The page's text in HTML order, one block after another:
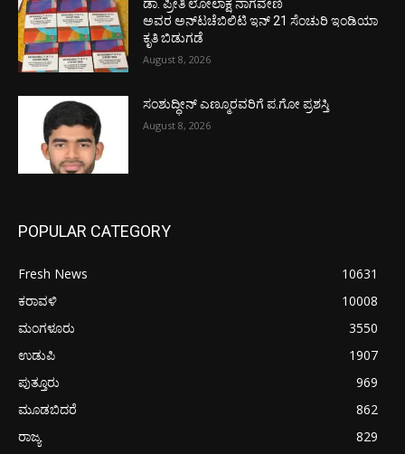
ಡಾ. ಪ್ರೀತಿ ಲೋಲಾಕ್ಷ ನಾಗವೇಣಿ
ಅವರ ಅನ್‌ಟಚೆಬಿಲಿಟಿ ಇನ್ 21 ಸೆಂಚುರಿ ಇಂಡಿಯಾ
ಕೃತಿ ಬಿಡುಗಡೆ
August 8, 2026
ಸಂಶುದ್ಧೀನ್ ಎಣ್ಮೂರವರಿಗೆ ಪ.ಗೋ ಪ್ರಶಸ್ತಿ
August 8, 2026
POPULAR CATEGORY
Fresh News
10631
ಕರಾವಳಿ
10008
ಮಂಗಳೂರು
3550
ಉಡುಪಿ
1907
ಪುತ್ತೂರು
969
ಮೂಡಬಿದರೆ
862
ರಾಜ್ಯ
829